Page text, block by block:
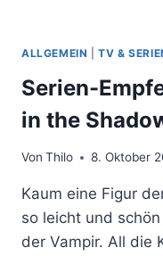
ALLGEMEIN |TV &
Serien-
in the
Von Thilo 8. Oktober
Kaum eine Figur
so leicht und
der Vampir. All die